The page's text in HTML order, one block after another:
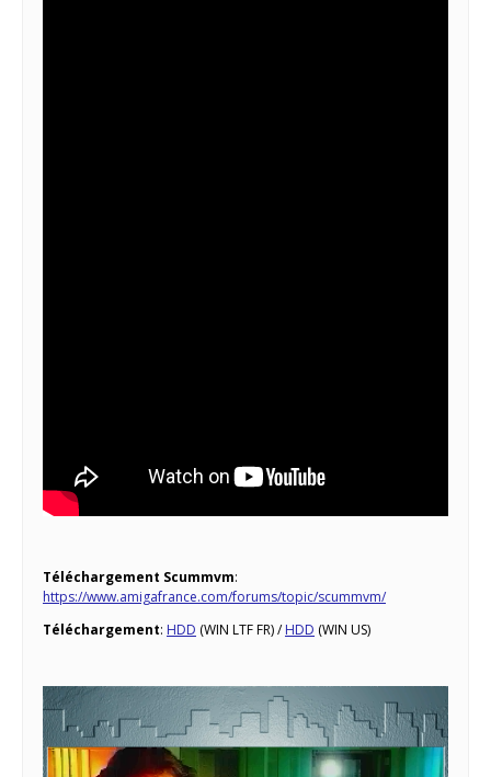
Téléchargement Scummvm:
https://www.amigafrance.com/forums/topic/scummvm/
Téléchargement: HDD (WIN LTF FR) /HDD (WIN US)